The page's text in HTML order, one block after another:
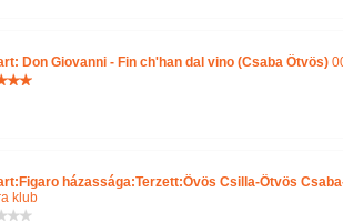
Don Giovanni - Fin ch'han dal vino (Csaba Ötvös)
házassága:Terzett:Övös Csilla-Ötvös
klub